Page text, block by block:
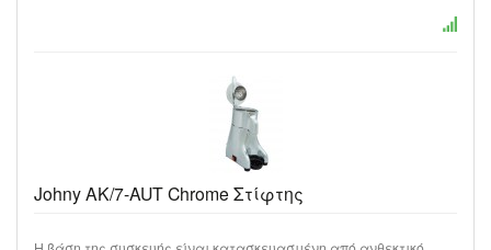
Johny AK/7-AUT Chrome Στίφτης